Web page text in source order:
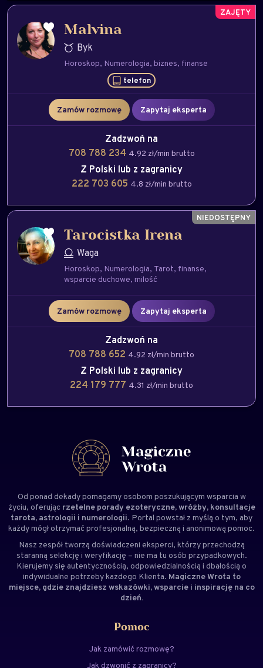
Malvina
Byk
Horoskop Numerologia biznes finanse
telefon
Zamów rozmowę Zapytaj eksperta
Zadzwoń na
708 788 234 4.92 zł/min brutto
Z Polski lub z zagranicy
222 703 605 4.8 zł/min brutto
Tarocistka Irena
Waga
Horoskop Numerologia Tarot finanse
wsparcie duchowe milość
Zamów rozmowę Zapytaj eksperta
Zadzwoń na
708 788 652 4.92 zł/min brutto
Z Polski lub z zagranicy
224 179 777 4.31 zł/min brutto
Od ponad dekady pomagamy osobom poszukującym wsparcia w
życiu, oferując rzetelne porady ezoteryczne, wróżby, konsultacje
tarota, astrologii i numerologii. Portal powstał z myślą o tym, aby
każdy mógł otrzymać profesjonalną, bezpieczną i anonimową pomoc.
Nasz zespół tworzą doświadczeni eksperci, którzy przechodzą
staranną selekcję i weryfikację – nie ma tu osób przypadkowych.
Kierujemy się autentycznością, odpowiedzialnością i dbałością o
indywidualne potrzeby każdego Klienta. Magiczne Wrota to
miejsce, gdzie znajdziesz wskazówki, wsparcie i inspirację na co
dzień.
Pomoc
Jak zamówić rozmowę?
Jak dzwonić z zagranicy?